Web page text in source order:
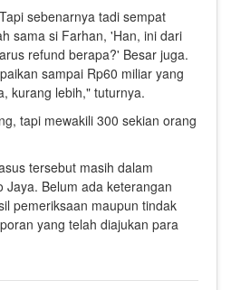
sebenarnya tadi sempat
sama si Farhan, 'Han, ini dari
refund berapa?' Besar juga.
sampai Rp60 miliar yang
kurang lebih," tuturnya.
tapi mewakili 300 sekian orang
tersebut masih dalam
Jaya. Belum ada keterangan
pemeriksaan maupun tindak
yang telah diajukan para